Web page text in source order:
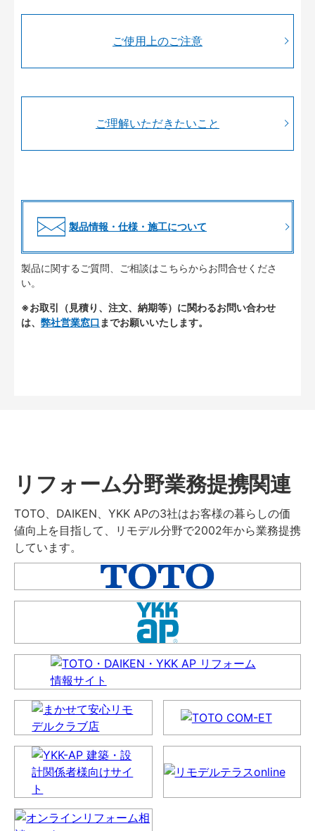
ご使用上のご注意
ご理解いただきたいこと
製品情報・仕様・施工について
製品に関するご質問、ご相談はこちらからお問合せくださ
い。
※お取引（見積り、注文、納期等）に関わるお問い合わせ
は、 弊社営業窓口 までお願いいたします。
リフォーム分野業務提携関連
TOTO、DAIKEN、YKK APの3社はお客様の暮らしの価
値向上を目指して、リモデル分野で2002年から業務提携
しています。